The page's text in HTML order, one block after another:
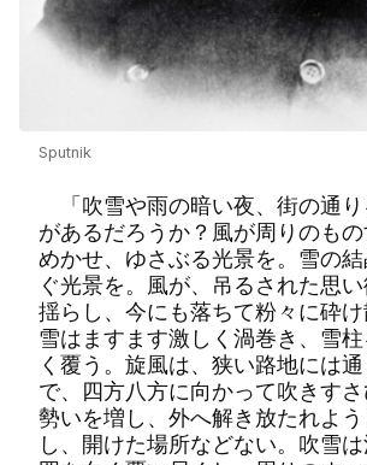
Sputnik
「吹雪や雨の暗い夜、街の通り
があるだろうか？風が周りのも
めかせ、ゆさぶる光景を。雪の
ぐ光景を。風が、吊るされた思い
揺らし、今にも落ちて粉々に砕け
雪はますます激しく渦巻き、雪
く覆う。旋風は、狭い路地には
で、四方八方に向かって吹きす
勢いを増し、外へ解き放たれよ
し、開けた場所などない。吹雪